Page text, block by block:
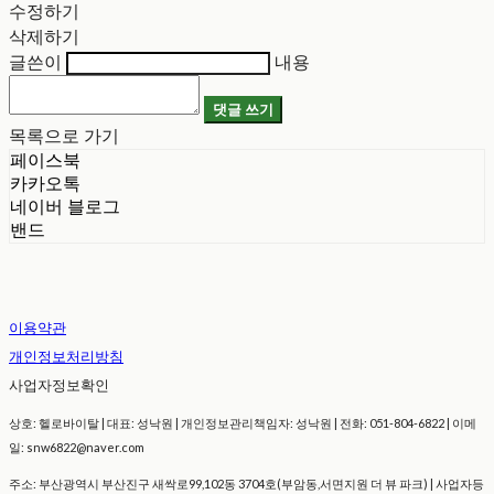
수정하기
삭제하기
글쓴이
내용
댓글 쓰기
목록으로 가기
페이스북
카카오톡
네이버 블로그
밴드
이용약관
개인정보처리방침
사업자정보확인
상호: 헬로바이탈 | 대표: 성낙원 | 개인정보관리책임자: 성낙원 | 전화: 051-804-6822 | 이메
일: snw6822@naver.com
주소: 부산광역시 부산진구 새싹로99,102동 3704호(부암동,서면지원 더 뷰 파크) | 사업자등